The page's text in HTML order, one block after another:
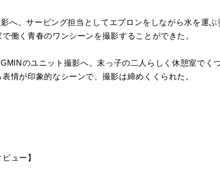
へ。サービング担当としてエプロンをしながら水を運ぶ
働く青春のワンシーンを撮影することができた。
のユニット 撮影へ。 末っ子の二人らしく休憩室でく
情が印象的なシーンで、 撮影は締めくくられた。
ビュー 】